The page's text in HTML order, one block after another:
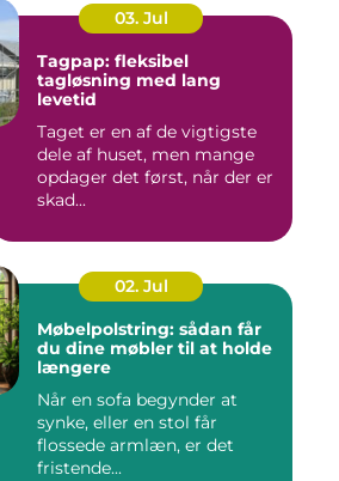
03. Jul
Tagpap: fleksibel
tagløsning med lang
levetid
Taget er en af de vigtigste
dele af huset, men mange
opdager det først, når der er
skad...
02. Jul
Møbelpolstring: sådan får
du dine møbler til at holde
længere
Når en sofa begynder at
synke, eller en stol får
flossede armlæn, er det
fristende...